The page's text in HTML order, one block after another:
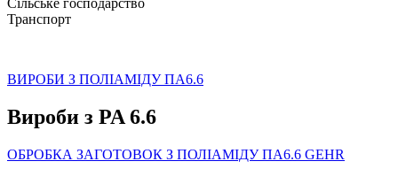
Сільське господарство
Транспорт
ВИРОБИ З ПОЛІАМІДУ ПА6.6
Вироби з PA 6.6
ОБРОБКА ЗАГОТОВОК З ПОЛІАМІДУ ПА6.6 GEHR